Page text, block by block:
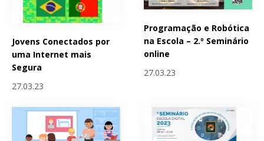
Jovens Conectados por
uma Internet mais
Segura
27.03.23
Programação e Robótica
na Escola – 2.º Seminário
online
27.03.23